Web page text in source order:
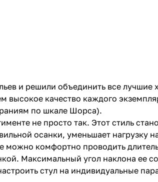
и решили объединить все лучшие
высокое качество каждого
по шкале Шорса).
не просто так. Этот стиль
осанки, уменьшает нагрузку
комфортно проводить
Максимальный угол наклона ее
стул на индивидуальные